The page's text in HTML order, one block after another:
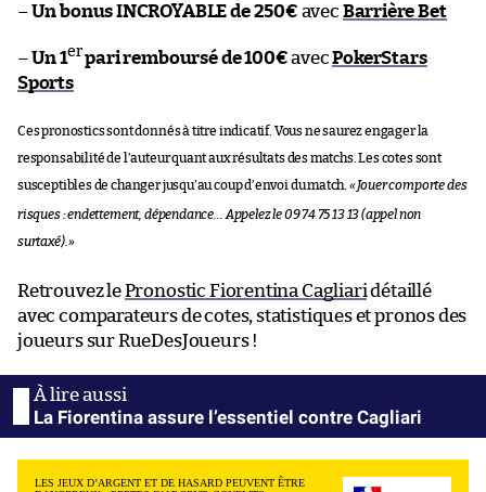
–Un bonus INCROYABLE de 250€ avec Barrière Bet
–Un 1erpari remboursé de 100€avecPokerStars
Sports
Ces pronostics sont donnés à titre indicatif. Vous ne saurez engager la
responsabilité de l’auteur quant aux résultats des matchs. Les cotes sont
susceptibles de changer jusqu’au coup d’envoi du match. «Jouer comporte des
risques : endettement, dépendance… Appelez le 09 74 75 13 13 (appel non
surtaxé). »
Retrouvez lePronostic Fiorentina Cagliaridétaillé
avec comparateurs de cotes, statistiques et pronos des
joueurs sur RueDesJoueurs !
La Fiorentina assure l’essentiel contre Cagliari
LES JEUX D’ARGENT ET DE HASARD PEUVENT ÊTRE